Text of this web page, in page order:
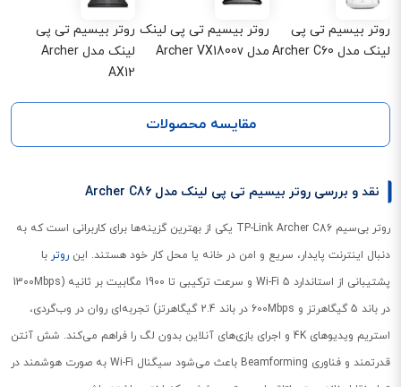
روتر بیسیم تی پی
لینک مدل Archer C60
روتر بیسیم تی پی لینک
مدل Archer VX1800v
روتر بیسیم تی پی
لینک مدل Archer
AX12
مقایسه محصولات
نقد و بررسی روتر بیسیم تی پی لینک مدل Archer C86
روتر بی‌سیم TP-Link Archer C86 یکی از بهترین گزینه‌ها برای کاربرانی است که به
دنبال اینترنت پایدار، سریع و امن در خانه یا محل کار خود هستند. اینروتربا
پشتیبانی از استاندارد Wi-Fi 5 و سرعت ترکیبی تا 1900 مگابیت بر ثانیه (1300Mbps
در باند 5 گیگاهرتز و 600Mbps در باند 2.4 گیگاهرتز) تجربه‌ای روان در وب‌گردی،
استریم ویدیوهای 4K و اجرای بازی‌های آنلاین بدون لگ را فراهم می‌کند. شش آنتن
قدرتمند و فناوری Beamforming باعث می‌شود سیگنال Wi-Fi به صورت هوشمند در